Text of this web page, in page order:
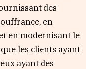
des
en
en modernisant le
les clients ayant
ayant des